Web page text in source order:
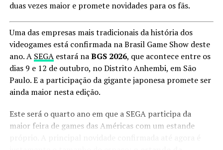
para
compartilhar
no
Twitter(abre
em
nova
janela)
Clique
para
compartilhar
no
Facebook(abre
em
janela)
Curtir isso:
duas vezes maior e promete novidades para os fãs.
Uma das empresas mais tradicionais da história dos
videogames está confirmada na Brasil Game Show deste
ano. A SEGAestará naBGS 2026, que acontece entre os
dias 9 e 12 de outubro, no Distrito Anhembi, em São
Paulo. E a participação da gigante japonesa promete ser
ainda maior nesta edição.
Este será o quarto ano em que a SEGA participa da
maior feira de games das Américas com um estande